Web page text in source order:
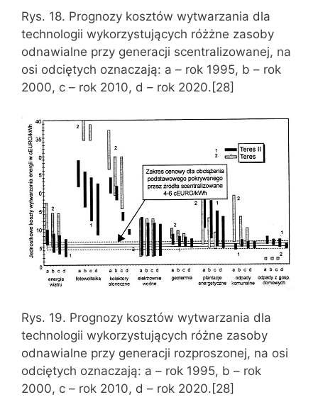
Rys. 18. Prognozy kosztów wytwarzania dla
technologii wykorzystujących różżne zasoby
odnawialne przy generacji scentralizowanej, na
osi odciętych oznaczają: a – rok 1995, b – rok
2000, c – rok 2010, d – rok 2020.[28]
Rys. 19. Prognozy kosztów wytwarzania dla
technologii wykorzystujących różne zasoby
odnawialne przy generacji rozproszonej, na osi
odciętych oznaczają: a – rok 1995, b – rok
2000, c – rok 2010, d – rok 2020.[28]